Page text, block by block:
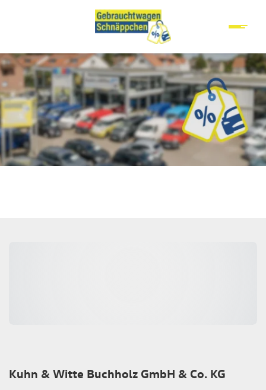
Kuhn & Witte Buchholz GmbH & Co. KG